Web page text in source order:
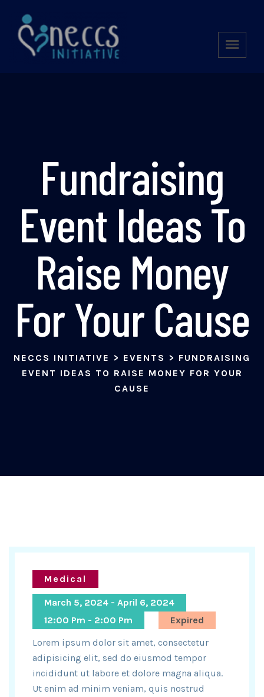
Fundraising
Event Ideas To
Raise Money
For Your Cause
NECCS INITIATIVE > EVENTS > FUNDRAISING
EVENT IDEAS TO RAISE MONEY FOR YOUR
CAUSE
Medical
March 5, 2024 - April 6, 2024
12:00 Pm - 2:00 Pm
Expired
Lorem ipsum dolor sit amet, consectetur
adipisicing elit, sed do eiusmod tempor
incididunt ut labore et dolore magna aliqua.
Ut enim ad minim veniam, quis nostrud